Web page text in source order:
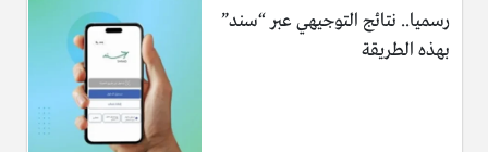
رسميا.. نتائج التوجيهي عبر “سند”
بهذه الطريقة